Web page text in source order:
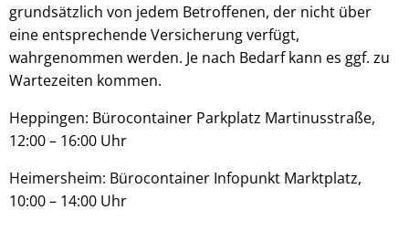
grundsätzlich von jedem Betroffenen, der nicht über
eine entsprechende Versicherung verfügt,
wahrgenommen werden. Je nach Bedarf kann es ggf. zu
Wartezeiten kommen.
Heppingen: Bürocontainer Parkplatz Martinusstraße,
12:00 – 16:00 Uhr
Heimersheim: Bürocontainer Infopunkt Marktplatz,
10:00 – 14:00 Uhr